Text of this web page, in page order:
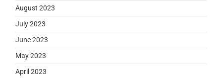
August 2023
July 2023
June 2023
May 2023
April 2023